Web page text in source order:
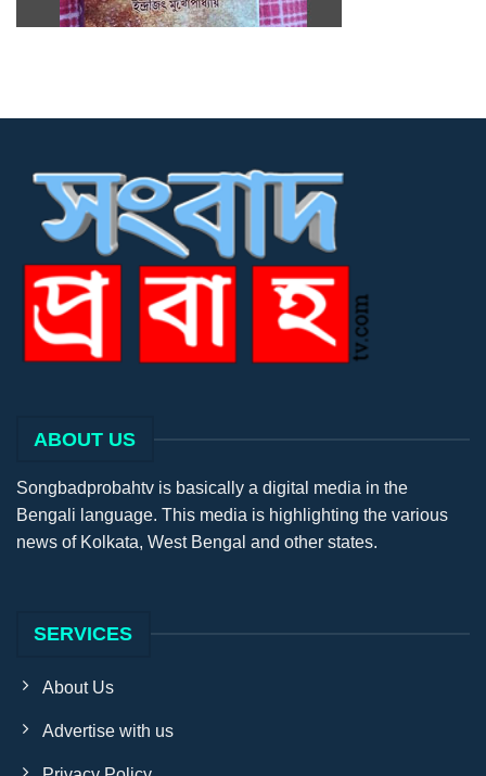
ABOUT US
Songbadprobahtv is basically a digital media in the
Bengali language. This media is highlighting the various
news of Kolkata, West Bengal and other states.
SERVICES
About Us
Advertise with us